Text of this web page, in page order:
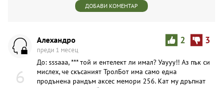
ДОБАВИ КОМЕНТАР
6
2 3
Aлexaндpo
преди 1 месец
До: sssaaa, *** той и ентелект ли имал? Уаууу!! Аз пък си
мислех, че скъсаният ТролБот има само една
продънена рандъм аксес мемори 256. Кат му дръпнат